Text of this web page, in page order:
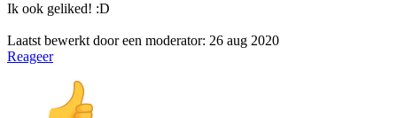
Ik ook geliked! :D
Laatst bewerkt door een moderator: 26 aug 2020
Reageer